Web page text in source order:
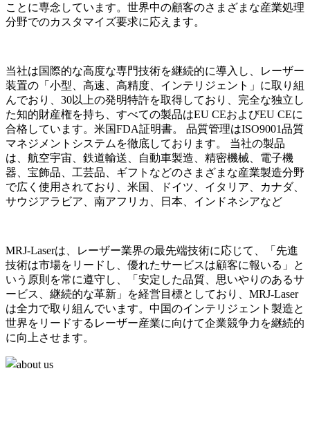
ことに専念しています。世界中の顧客のさまざまな産業処理
分野でのカスタマイズ要求に応えます。
当社は国際的な高度な専門技術を継続的に導入し、レーザー
装置の「小型、高速、高精度、インテリジェント」に取り組
んでおり、30以上の発明特許を取得しており、完全な独立し
た知的財産権を持ち、すべての製品はEU CEおよびEU CEに
合格しています。米国FDA証明書。 品質管理はISO9001品質
マネジメントシステムを徹底しております。 当社の製品
は、航空宇宙、鉄道輸送、自動車製造、精密機械、電子機
器、宝飾品、工芸品、ギフトなどのさまざまな産業製造分野
で広く使用されており、米国、ドイツ、イタリア、カナダ、
サウジアラビア、南アフリカ、日本、インドネシアなど
MRJ-Laserは、レーザー業界の最先端技術に応じて、「先進
技術は市場をリードし、優れたサービスは顧客に報いる」と
いう原則を常に遵守し、「安定した品質、思いやりのあるサ
ービス、継続的な革新」を経営目標としており、MRJ-Laser
は全力で取り組んでいます。中国のインテリジェント製造と
世界をリードするレーザー産業に向けて企業競争力を継続的
に向上させます。